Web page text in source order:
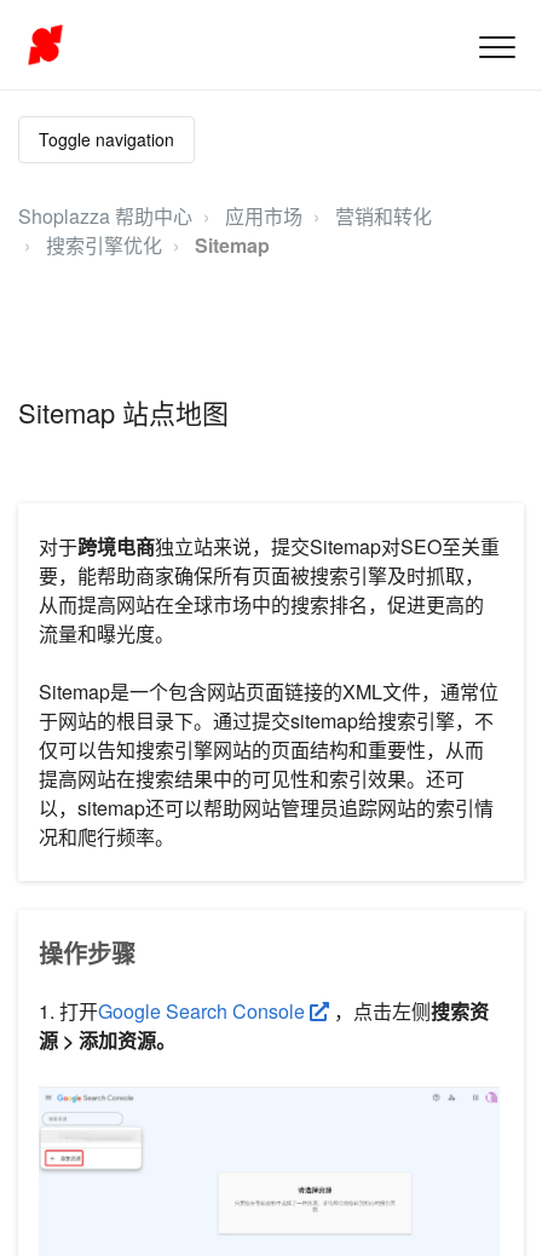
Toggle navigation
Shoplazza 帮助中心 应用市场
营销和转化
搜索引擎优化
Sitemap
Sitemap 站点地图
对于跨境电商独立站来说，提交Sitemap对SEO至关重
要，能帮助商家确保所有页面被搜索引擎及时抓取，
从而提高网站在全球市场中的搜索排名，促进更高的
流量和曝光度。
Sitemap是一个包含网站页面链接的XML文件，通常位
于网站的根目录下。通过提交sitemap给搜索引擎，不
仅可以告知搜索引擎网站的页面结构和重要性，从而
提高网站在搜索结果中的可见性和索引效果。还可
以，sitemap还可以帮助网站管理员追踪网站的索引情
况和爬行频率。
操作步骤
1. 打开Google Search Console ，点击左侧搜索资
源 > 添加资源。